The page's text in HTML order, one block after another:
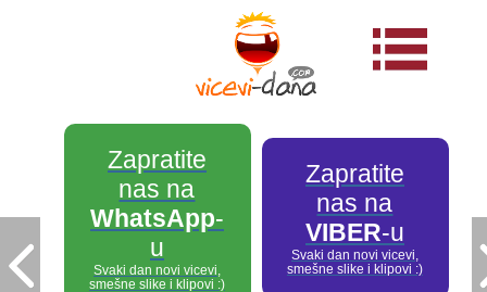
Zapratite
nas na
WhatsApp-
u
Svaki dan novi vicevi,
smešne slike i klipovi :)
Zapratite
nas na
VIBER-u
Svaki dan novi vicevi,
smešne slike i klipovi :)